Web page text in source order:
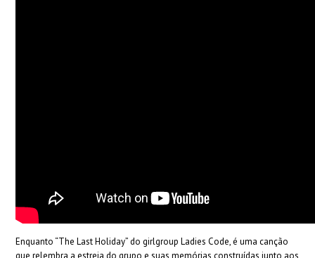
Enquanto “The Last Holiday” do girlgroup Ladies Code, é uma canção
que relembra a estreia do grupo e suas memórias construídas junto aos